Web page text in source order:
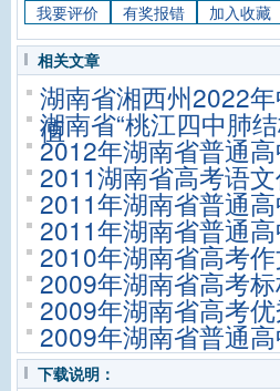
我要评价
有奖报错 加入收藏
相关文章
湖南省湘西州2022
值
湖南省“桃江四中肺
2012年湖南省普通
2011湖南省高考语
2011年湖南省普通
2011年湖南省普通
2010年湖南省高考
2009年湖南省高考
2009年湖南省高考
2009年湖南省普通
下载说明：